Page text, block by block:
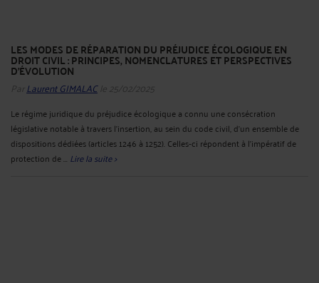
LES MODES DE RÉPARATION DU PRÉJUDICE ÉCOLOGIQUE EN
DROIT CIVIL : PRINCIPES, NOMENCLATURES ET PERSPECTIVES
D’ÉVOLUTION
Par Laurent GIMALACle 25/02/2025
Le régime juridique du préjudice écologique a connu une consécration
législative notable à travers l’insertion, au sein du code civil, d’un ensemble de
dispositions dédiées (articles 1246 à 1252). Celles‐ci répondent à l’impératif de
protection de ... Lire la suite >